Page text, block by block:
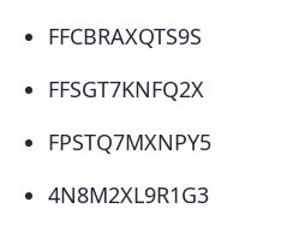
​FFCBRAXQTS9S
​FFSGT7KNFQ2X
​FPSTQ7MXNPY5
4N8M2XL9R1G3